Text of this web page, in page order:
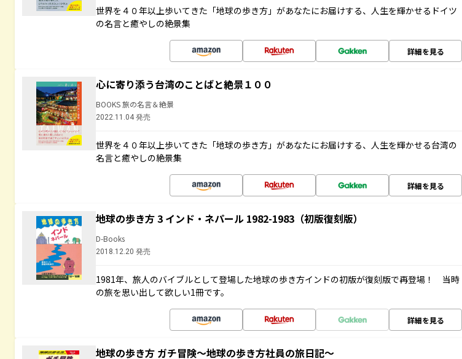
世界を４０年以上歩いてきた「地球の歩き方」があなたにお届けする、人生を輝かせるドイツ
の名言と癒やしの絶景集
詳細を見る
心に寄り添う台湾のことばと絶景１００
BOOKS 旅の名言＆絶景
2022.11.04 発売
世界を４０年以上歩いてきた「地球の歩き方」があなたにお届けする、人生を輝かせる台湾の
名言と癒やしの絶景集
詳細を見る
地球の歩き方 3 インド・ネパール 1982-1983（初版復刻版）
D-Books
2018.12.20 発売
1981年、旅人のバイブルとして登場した地球の歩き方インドの初版が復刻版で再登場！ 当時
の旅を思い出して欲しい1冊です。
詳細を見る
地球の歩き方 ガチ冒険～地球の歩き方社員の旅日記～